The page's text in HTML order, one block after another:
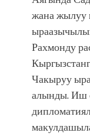
жана жылуу
Рахмонду
Чакыруу
алынды. Иш